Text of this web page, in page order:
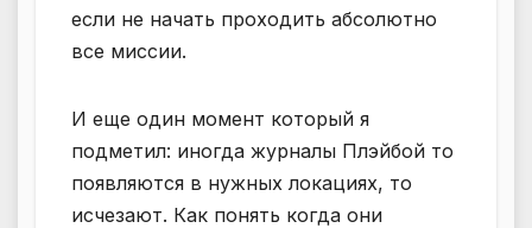
если не начать проходить абсолютно
все миссии.
И еще один момент который я
подметил: иногда журналы Плэйбой то
появляются в нужных локациях, то
исчезают. Как понять когда они